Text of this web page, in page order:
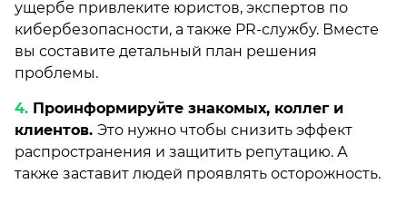
ущербе привлеките юристов, экспертов по
кибербезопасности, а также PR-службу. Вместе
вы составите детальный план решения
проблемы.
Проинформируйте знакомых, коллег и
клиентов. Это нужно чтобы снизить эффект
распространения и защитить репутацию. А
также заставит людей проявлять осторожность.